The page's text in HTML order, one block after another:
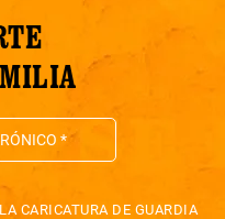
LA CARICATURA DE GUARDIA